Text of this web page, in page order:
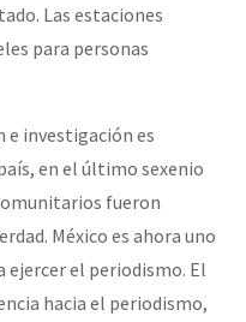
Las estaciones
para personas
e investigación es
en el último sexenio
fueron
México es ahora uno
ejercer el periodismo. El
hacia el periodismo,